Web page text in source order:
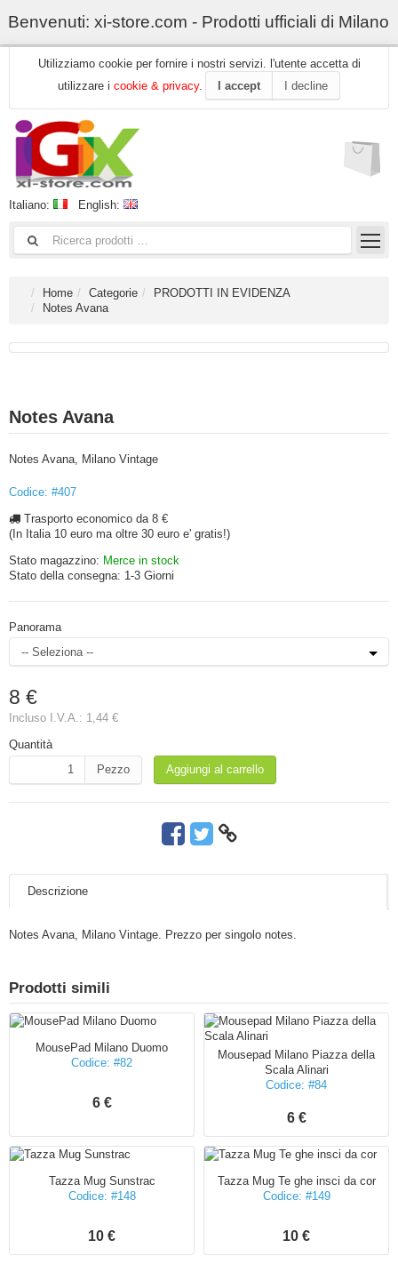
Benvenuti: xi-store.com - Prodotti ufficiali di Milano
Utilizziamo cookie per fornire i nostri servizi. l'utente accetta di
utilizzare i cookie & privacy. I accept I decline
Italiano: English:
Home Categorie
PRODOTTI IN EVIDENZA
Notes Avana
Notes Avana
Notes Avana, Milano Vintage
Codice: #407
Trasporto economico da 8 €
(In Italia 10 euro ma oltre 30 euro e' gratis!)
Stato magazzino: Merce in stock
Stato della consegna: 1-3 Giorni
Panorama
8 €
Incluso I.V.A.: 1,44 €
Quantità
Pezzo
Aggiungi al carrello
Descrizione
Notes Avana, Milano Vintage. Prezzo per singolo notes.
Prodotti simili
MousePad Milano Duomo
Codice: #82
6 €
Mousepad Milano Piazza della
Scala Alinari
Codice: #84
6 €
Tazza Mug Sunstrac
Codice: #148
10 €
Tazza Mug Te ghe insci da cor
Codice: #149
10 €